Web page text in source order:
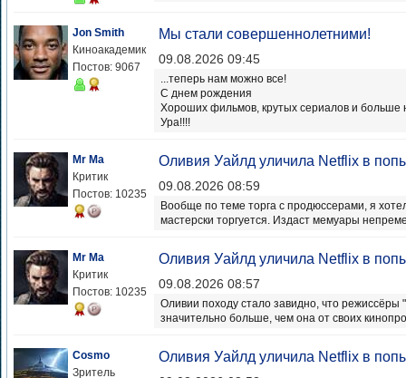
Jon Smith
Киноакадемик
Постов: 9067
Мы стали совершеннолетними!
09.08.2026 09:45
...теперь нам можно все!
С днем рождения
Хороших фильмов, крутых сериалов и больше
Ура!!!!
Mr Ma
Критик
Постов: 10235
Оливия Уайлд уличила Netflix в
09.08.2026 08:59
Вообще по теме торга с продюссерами, я
мастерски торгуется. Издаст мемуары
Mr Ma
Критик
Постов: 10235
Оливия Уайлд уличила Netflix в
09.08.2026 08:57
Оливии походу стало завидно, что
значительно больше, чем она от своих
Cosmo
Зритель
Оливия Уайлд уличила Netflix в